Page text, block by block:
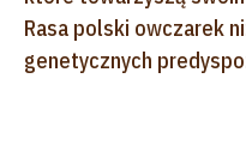
Rasa polski owczarek
genetycznych